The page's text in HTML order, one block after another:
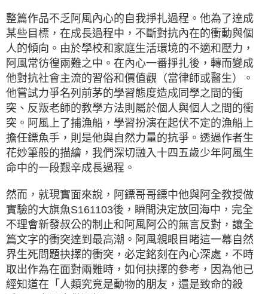
整篇作品不乏阿風內心的自我掙扎過程。他為了達成
某些目標，在成長過程中，不斷對抗內在的衝動與個
人的傾向。由於學校和家庭生活環境的不適和壓力，
阿風常彷徨兩難之中。在內心一番掙扎後，轉而變成
他對抗社會主流的習俗和價值觀（當律師或醫生）。
他嘗試力爭名列前茅的學習態度造成同學之間的衝
突、反叛老師的教學方法則屬於個人與個人之間的衝
突。阿風上了捕漁船，學習扮演在起伏不定的漁船上
擔任鏢魚手，則是他與自然力量的抗爭。透過作者生
花妙筆般的描繪，我們深切融入十四五歲少年阿風生
命中的一段艱辛成長過程。
然而，就現實面來說，阿鏢哥哥鏢中他與阿全教授做
實驗的大旗魚S161103後，瞬間決定放回海中，完全
不理會新發叔公的制止和阿風阿公的無言反對，讓全
篇文字的衝突達到最高潮。阿風親眼目睹這一幕自然
界生死問題抉擇的衝突，必定銘刻在內心深處，不時
取出作為在面對兩難時，如何抉擇的參考，因為他已
經知道在「人類究竟是動物的朋友，還是致命的殺